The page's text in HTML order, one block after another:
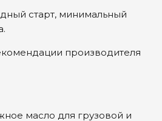
старт, минимальный
производителя
масло для грузовой и